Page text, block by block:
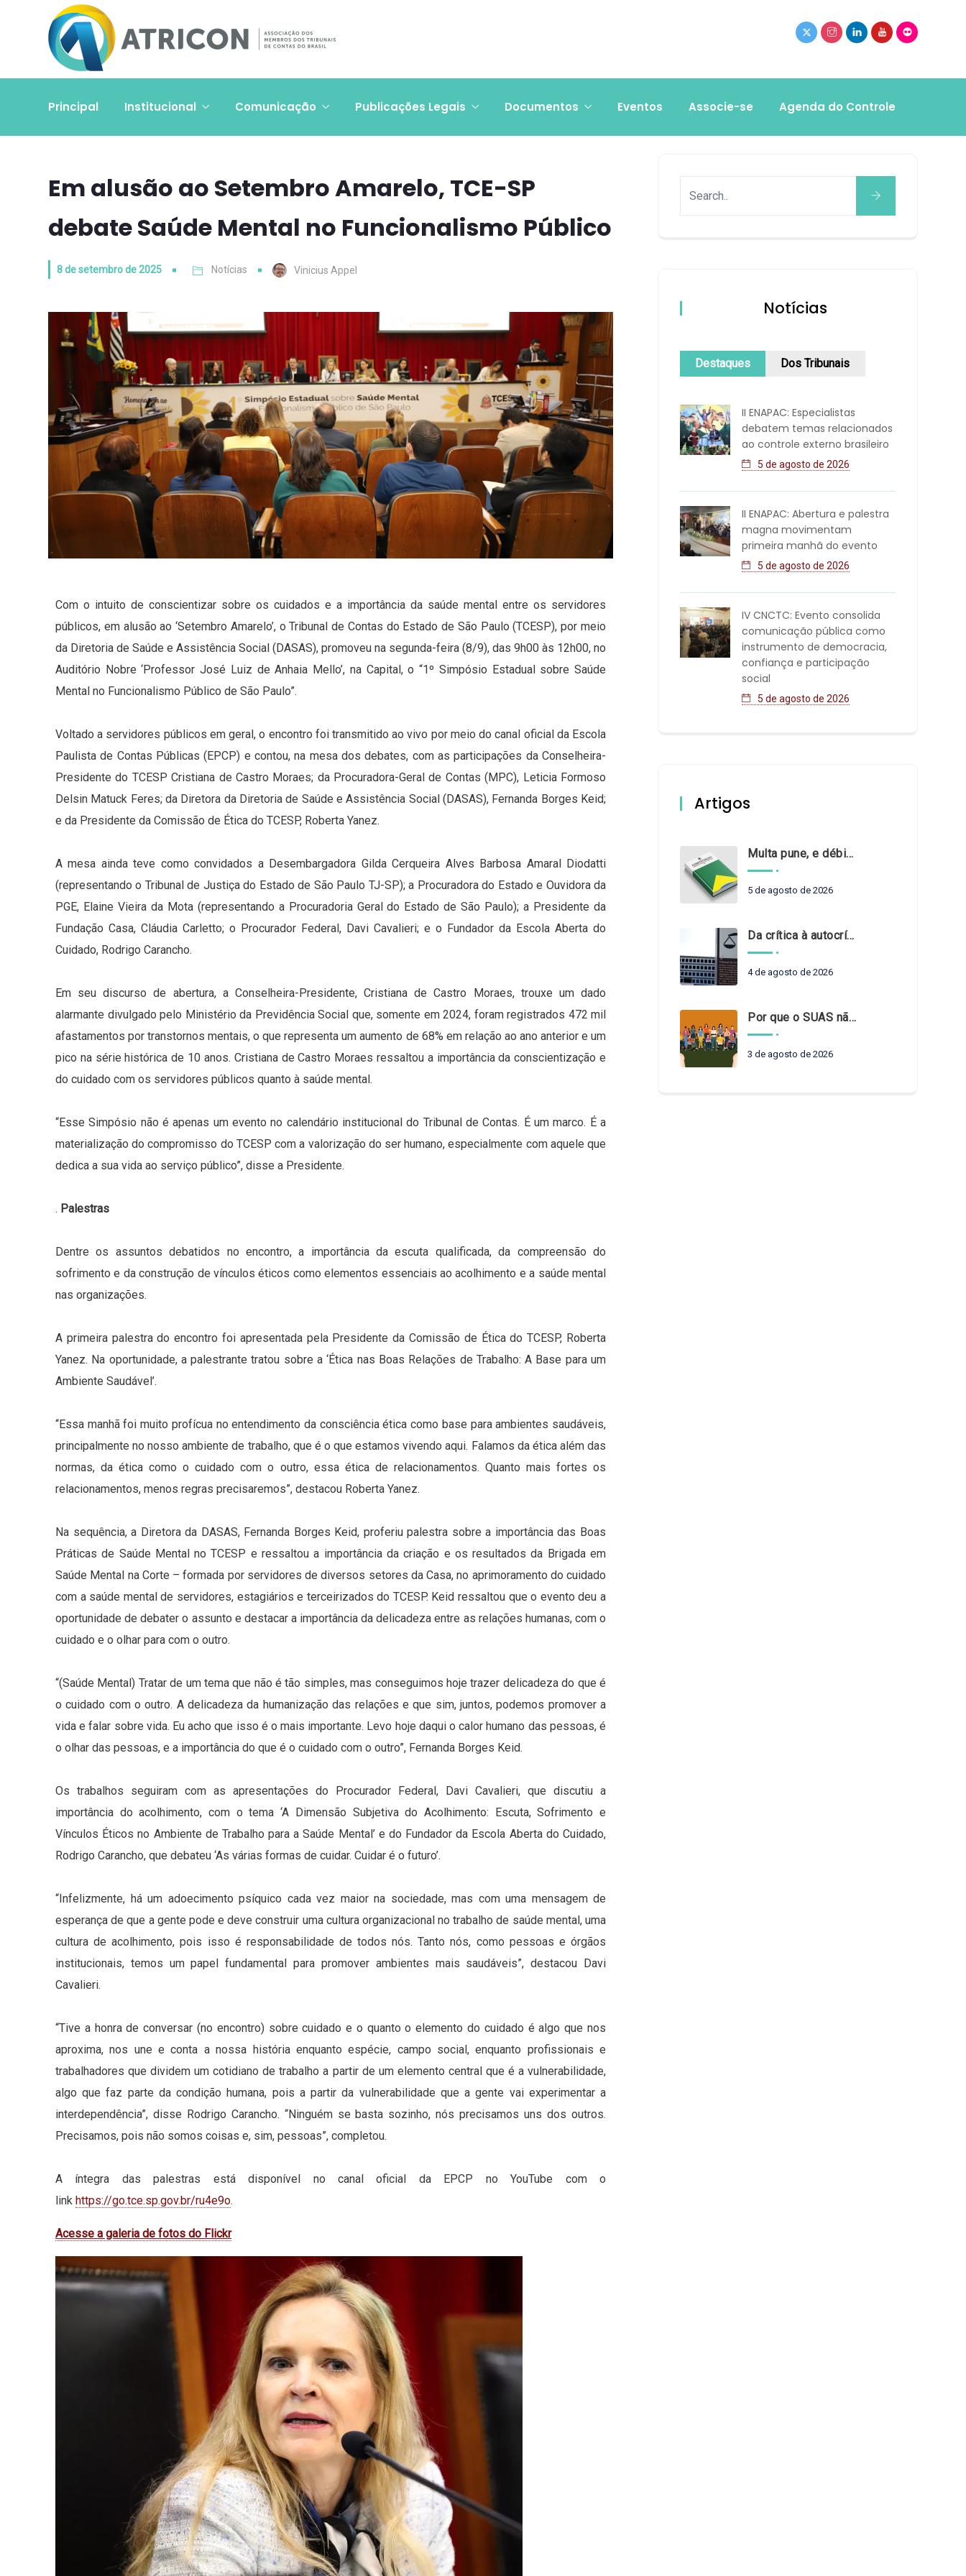
Principal Institucional Comunicação Publicações Legais Documentos Eventos Associe-se Agenda do Controle
Em alusão ao Setembro Amarelo, TCE-SP
debate Saúde Mental no Funcionalismo Público
8 de setembro de 2025 Notícias Vinicius Appel
Com o intuito de conscientizar sobre os cuidados e a importância da saúde mental entre os servidores
públicos, em alusão ao ‘Setembro Amarelo’, o Tribunal de Contas do Estado de São Paulo (TCESP), por meio
da Diretoria de Saúde e Assistência Social (DASAS), promoveu na segunda-feira (8/9), das 9h00 às 12h00, no
Auditório Nobre ‘Professor José Luiz de Anhaia Mello’, na Capital, o “1º Simpósio Estadual sobre Saúde
Mental no Funcionalismo Público de São Paulo”.
Voltado a servidores públicos em geral, o encontro foi transmitido ao vivo por meio do canal oficial da Escola
Paulista de Contas Públicas (EPCP) e contou, na mesa dos debates, com as participações da Conselheira-
Presidente do TCESP Cristiana de Castro Moraes; da Procuradora-Geral de Contas (MPC), Leticia Formoso
Delsin Matuck Feres; da Diretora da Diretoria de Saúde e Assistência Social (DASAS), Fernanda Borges Keid;
e da Presidente da Comissão de Ética do TCESP, Roberta Yanez.
A mesa ainda teve como convidados a Desembargadora Gilda Cerqueira Alves Barbosa Amaral Diodatti
(representando o Tribunal de Justiça do Estado de São Paulo TJ-SP); a Procuradora do Estado e Ouvidora da
PGE, Elaine Vieira da Mota (representando a Procuradoria Geral do Estado de São Paulo); a Presidente da
Fundação Casa, Cláudia Carletto; o Procurador Federal, Davi Cavalieri; e o Fundador da Escola Aberta do
Cuidado, Rodrigo Carancho.
Em seu discurso de abertura, a Conselheira-Presidente, Cristiana de Castro Moraes, trouxe um dado
alarmante divulgado pelo Ministério da Previdência Social que, somente em 2024, foram registrados 472 mil
afastamentos por transtornos mentais, o que representa um aumento de 68% em relação ao ano anterior e um
pico na série histórica de 10 anos. Cristiana de Castro Moraes ressaltou a importância da conscientização e
do cuidado com os servidores públicos quanto à saúde mental.
“Esse Simpósio não é apenas um evento no calendário institucional do Tribunal de Contas. É um marco. É a
materialização do compromisso do TCESP com a valorização do ser humano, especialmente com aquele que
dedica a sua vida ao serviço público”, disse a Presidente.
. Palestras
Dentre os assuntos debatidos no encontro, a importância da escuta qualificada, da compreensão do
sofrimento e da construção de vínculos éticos como elementos essenciais ao acolhimento e a saúde mental
nas organizações.
A primeira palestra do encontro foi apresentada pela Presidente da Comissão de Ética do TCESP, Roberta
Yanez. Na oportunidade, a palestrante tratou sobre a ‘Ética nas Boas Relações de Trabalho: A Base para um
Ambiente Saudável’.
“Essa manhã foi muito profícua no entendimento da consciência ética como base para ambientes saudáveis,
principalmente no nosso ambiente de trabalho, que é o que estamos vivendo aqui. Falamos da ética além das
normas, da ética como o cuidado com o outro, essa ética de relacionamentos. Quanto mais fortes os
relacionamentos, menos regras precisaremos”, destacou Roberta Yanez.
Na sequência, a Diretora da DASAS, Fernanda Borges Keid, proferiu palestra sobre a importância das Boas
Práticas de Saúde Mental no TCESP e ressaltou a importância da criação e os resultados da Brigada em
Saúde Mental na Corte – formada por servidores de diversos setores da Casa, no aprimoramento do cuidado
com a saúde mental de servidores, estagiários e terceirizados do TCESP. Keid ressaltou que o evento deu a
oportunidade de debater o assunto e destacar a importância da delicadeza entre as relações humanas, com o
cuidado e o olhar para com o outro.
“(Saúde Mental) Tratar de um tema que não é tão simples, mas conseguimos hoje trazer delicadeza do que é
o cuidado com o outro. A delicadeza da humanização das relações e que sim, juntos, podemos promover a
vida e falar sobre vida. Eu acho que isso é o mais importante. Levo hoje daqui o calor humano das pessoas, é
o olhar das pessoas, e a importância do que é o cuidado com o outro”, Fernanda Borges Keid.
Os trabalhos seguiram com as apresentações do Procurador Federal, Davi Cavalieri, que discutiu a
importância do acolhimento, com o tema ‘A Dimensão Subjetiva do Acolhimento: Escuta, Sofrimento e
Vínculos Éticos no Ambiente de Trabalho para a Saúde Mental’ e do Fundador da Escola Aberta do Cuidado,
Rodrigo Carancho, que debateu ‘As várias formas de cuidar. Cuidar é o futuro’.
“Infelizmente, há um adoecimento psíquico cada vez maior na sociedade, mas com uma mensagem de
esperança de que a gente pode e deve construir uma cultura organizacional no trabalho de saúde mental, uma
cultura de acolhimento, pois isso é responsabilidade de todos nós. Tanto nós, como pessoas e órgãos
institucionais, temos um papel fundamental para promover ambientes mais saudáveis”, destacou Davi
Cavalieri.
“Tive a honra de conversar (no encontro) sobre cuidado e o quanto o elemento do cuidado é algo que nos
aproxima, nos une e conta a nossa história enquanto espécie, campo social, enquanto profissionais e
trabalhadores que dividem um cotidiano de trabalho a partir de um elemento central que é a vulnerabilidade,
algo que faz parte da condição humana, pois a partir da vulnerabilidade que a gente vai experimentar a
interdependência”, disse Rodrigo Carancho. “Ninguém se basta sozinho, nós precisamos uns dos outros.
Precisamos, pois não somos coisas e, sim, pessoas”, completou.
A íntegra das palestras está disponível no canal oficial da EPCP no YouTube com o
link https://go.tce.sp.gov.br/ru4e9o.
Acesse a galeria de fotos do Flickr
Notícias
Destaques Dos Tribunais
II ENAPAC: Especialistas
debatem temas relacionados
ao controle externo brasileiro
5 de agosto de 2026
II ENAPAC: Abertura e palestra
magna movimentam
primeira manhã do evento
5 de agosto de 2026
IV CNCTC: Evento consolida
comunicação pública como
instrumento de democracia,
confiança e participação
social
5 de agosto de 2026
Artigos
Multa pune, e débito recompõe. § 3º do art. 71 da Constituição: um problema de legística formal
5 de agosto de 2026
Da crítica à autocrítica: Tribunais de Contas sob um novo olhar?
4 de agosto de 2026
Por que o SUAS não pode esperar?
3 de agosto de 2026